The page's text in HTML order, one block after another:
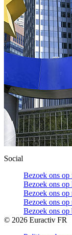
Social
Bezoek ons op
Bezoek ons op
Bezoek ons op
Bezoek ons op
Bezoek ons op
© 2026 Euractiv FR